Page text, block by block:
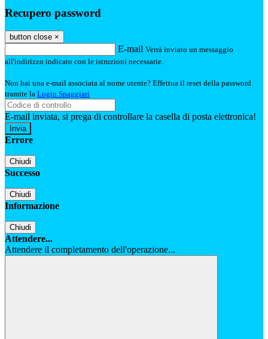
Recupero password
button close ×
E-mail Verrà inviato un messaggio
all'indirizzo indicato con le istruzioni necessarie.
Non hai una e-mail associata al nome utente? Effettua il reset della password
tramite la Login Spaggiari
E-mail inviata, si prega di controllare la casella di posta elettronica!
Errore
Chiudi
Successo
Chiudi
Informazione
Chiudi
Attendere...
Attendere il completamento dell'operazione...